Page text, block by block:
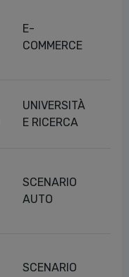
E-
COMMERCE
UNIVERSITÀ
E RICERCA
SCENARIO
AUTO
SCENARIO